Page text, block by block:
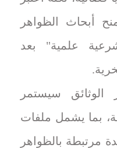
أبحاث الظواهر
علمية" بعد
الوثائق سيستمر
بما يشمل ملفات
مرتبطة بالظواهر